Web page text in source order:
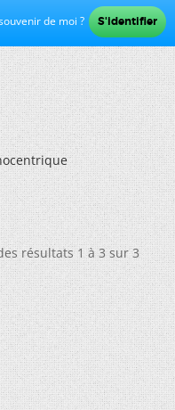
de moi ?
résultats 1 à 3 sur 3